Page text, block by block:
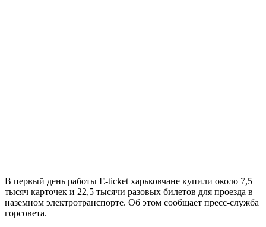
В первый день работы E-ticket харьковчане купили около 7,5
тысяч карточек и 22,5 тысячи разовых билетов для проезда в
наземном электротранспорте. Об этом сообщает пресс-служба
горсовета.